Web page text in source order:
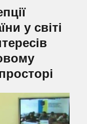
у світі